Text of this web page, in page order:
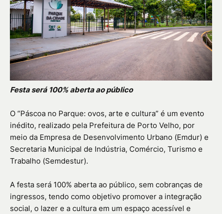
Festa será 100% aberta ao público
O “Páscoa no Parque: ovos, arte e cultura” é um evento
inédito, realizado pela Prefeitura de Porto Velho, por
meio da Empresa de Desenvolvimento Urbano (Emdur) e
Secretaria Municipal de Indústria, Comércio, Turismo e
Trabalho (Semdestur).
A festa será 100% aberta ao público, sem cobranças de
ingressos, tendo como objetivo promover a integração
social, o lazer e a cultura em um espaço acessível e